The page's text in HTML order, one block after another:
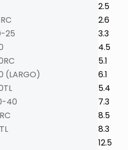
2.5
2.6
25
3.3
4.5
5.1
(LARGO)
6.1
5.4
40
7.3
8.5
8.3
12.5